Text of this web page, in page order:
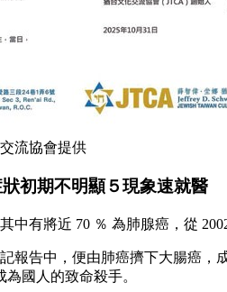
流協會提供
初期不明顯５現象速就醫
有將近 70 ％ 為肺腺癌，從
報告中，便由肺癌擠下大腸癌
國人的致命殺手。